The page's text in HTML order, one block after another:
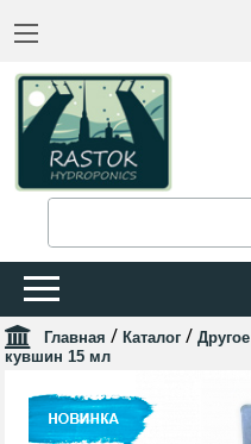
Главная / Каталог / Другое
кувшин 15 мл